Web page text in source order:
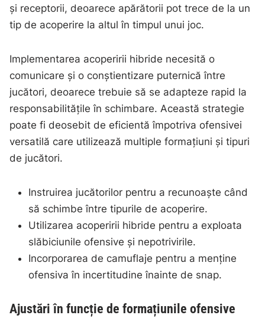
și receptorii, deoarece apărătorii pot trece de la un
tip de acoperire la altul în timpul unui joc.
Implementarea acoperirii hibride necesită o
comunicare și o conștientizare puternică între
jucători, deoarece trebuie să se adapteze rapid la
responsabilitățile în schimbare. Această strategie
poate fi deosebit de eficientă împotriva ofensivei
versatilă care utilizează multiple formațiuni și tipuri
de jucători.
Instruirea jucătorilor pentru a recunoaște când
să schimbe între tipurile de acoperire.
Utilizarea acoperirii hibride pentru a exploata
slăbiciunile ofensive și nepotrivirile.
Incorporarea de camuflaje pentru a menține
ofensiva în incertitudine înainte de snap.
Ajustări în funcție de formațiunile ofensive